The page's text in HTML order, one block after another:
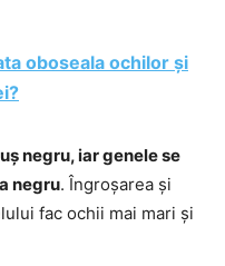
oboseala ochilor și
negru, iar genele se
negru. Îngroșarea și
fac ochii mai mari și